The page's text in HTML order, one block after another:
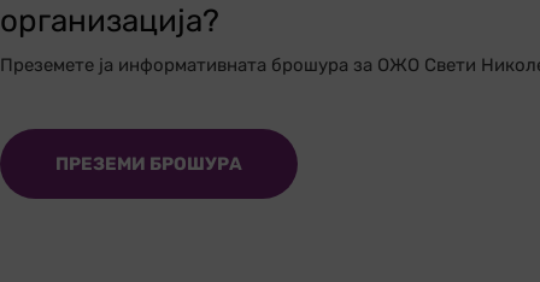
организација?
Преземете ја информативната брошура за ОЖО Свети
ПРЕЗЕМИ БРОШУРА